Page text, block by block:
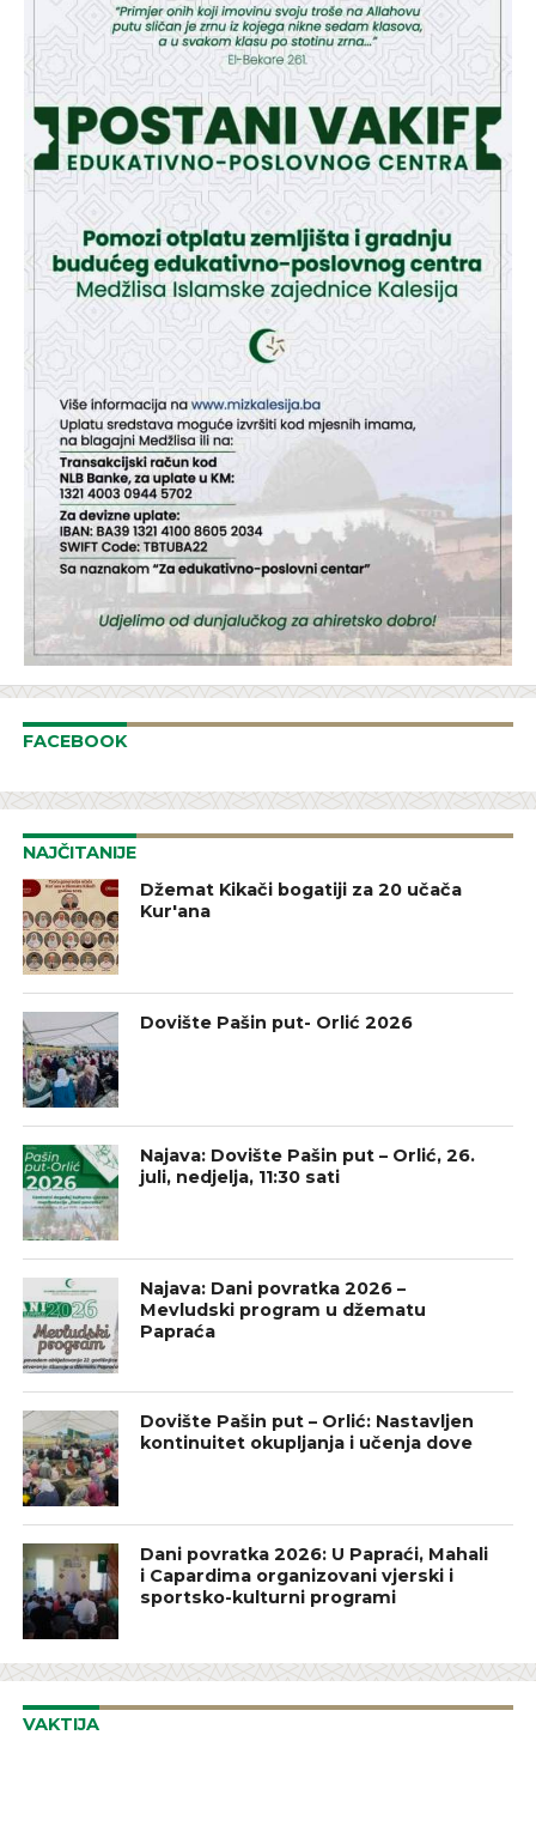
FACEBOOK
NAJČITANIJE
Džemat Kikači bogatiji za 20 učača
Kur'ana
Dovište Pašin put- Orlić 2026
Najava: Dovište Pašin put – Orlić, 26.
juli, nedjelja, 11:30 sati
Najava: Dani povratka 2026 –
Mevludski program u džematu
Papraća
Dovište Pašin put – Orlić: Nastavljen
kontinuitet okupljanja i učenja dove
Dani povratka 2026: U Papraći, Mahali
i Capardima organizovani vjerski i
sportsko-kulturni programi
VAKTIJA